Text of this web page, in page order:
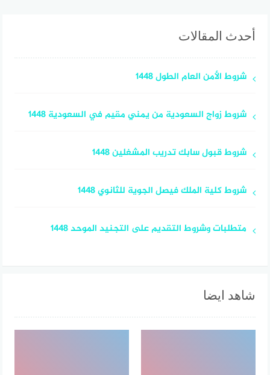
أحدث المقالات
شروط الأمن العام الطول 1448
شروط زواج السعودية من يمني مقيم في السعودية 1448
شروط قبول سابك تدريب المشغلين 1448
شروط كلية الملك فيصل الجوية للثانوي 1448
متطلبات وشروط التقديم على التجنيد الموحد 1448
شاهد ايضا